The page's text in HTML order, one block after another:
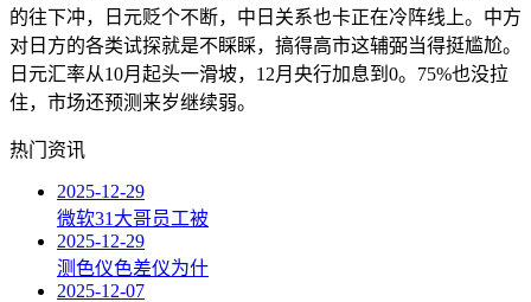
的往下冲，日元贬个不断，中日关系也卡正在冷阵线上。中方
对日方的各类试探就是不睬睬，搞得高市这辅弼当得挺尴尬。
日元汇率从10月起头一滑坡，12月央行加息到0。75%也没拉
住，市场还预测来岁继续弱。
热门资讯
2025-12-29
微软31大哥员工被
2025-12-29
测色仪色差仪为什
2025-12-07